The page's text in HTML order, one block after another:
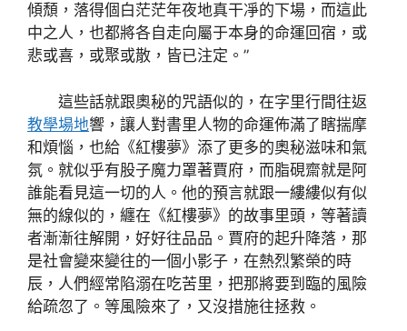
傾頹，落得個白茫茫年夜地真干凈的下場，而這此
中之人，也都將各自走向屬于本身的命運回宿，或
悲或喜，或聚或散，皆已注定。”
這些話就跟奧秘的咒語似的，在字里行間往返
教學場地響，讓人對書里人物的命運佈滿了瞎揣摩
和煩惱，也給《紅樓夢》添了更多的奧秘滋味和氣
氛。就似乎有股子魔力罩著賈府，而脂硯齋就是阿
誰能看見這一切的人。他的預言就跟一縷縷似有似
無的線似的，纏在《紅樓夢》的故事里頭，等著讀
者漸漸往解開，好好往品品。賈府的起升降落，那
是社會變來變往的一個小影子，在熱烈繁榮的時
辰，人們經常陷溺在吃苦里，把那將要到臨的風險
給疏忽了。等風險來了，又沒措施往拯救。